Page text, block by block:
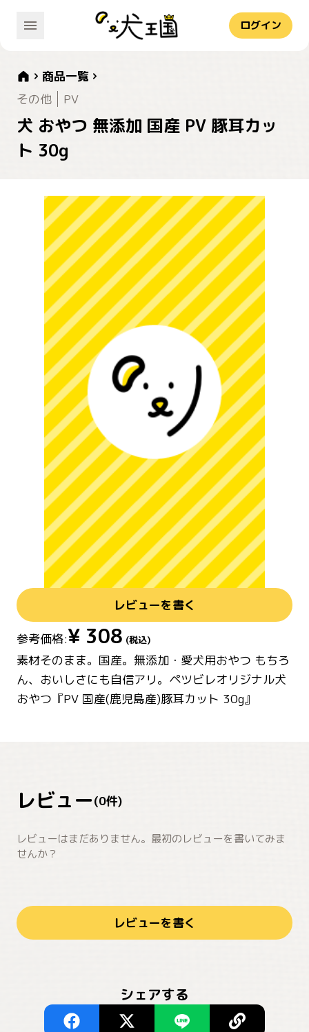
ログイン
商品一覧
その他
PV
犬 おやつ 無添加 国産 PV 豚耳カッ
ト 30g
レビューを書く
参考価格:¥ 308 (税込)
素材そのまま。国産。無添加・愛犬用おやつ もちろ
ん、おいしさにも自信アリ。ペツビレオリジナル犬
おやつ『PV 国産(鹿児島産)豚耳カット 30g』
レビュー(0件)
レビューはまだありません。最初のレビューを書いてみま
せんか？
レビューを書く
シェアする